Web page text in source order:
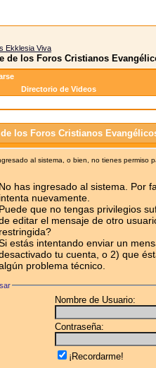
Ekklesia Viva
de los Foros Cristianos
Directorio de Videos
de los Foros Cristianos
al sistema, o bien, no tienes permiso
No has ingresado al sistema. Por
intenta nuevamente.
Puede que no tengas privilegios
editar el mensaje de otro
restringida?
estás intentando enviar un
tu cuenta, o 2) que
problema técnico.
Nombre de Usuario:
Contraseña:
¡Recordarme!